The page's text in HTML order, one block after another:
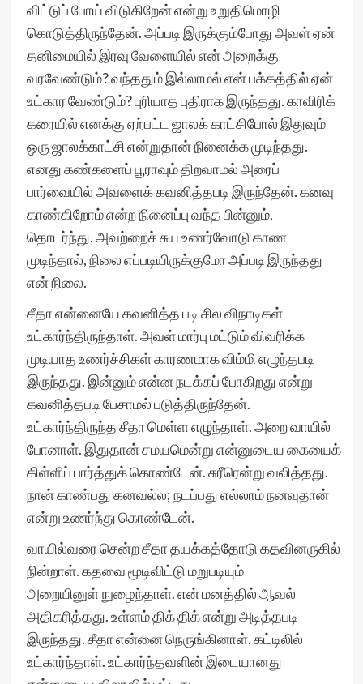
விட்டுப் போய் விடுகிறேன் என்று உறுதிமொழி
கொடுத்திருந்தேன். அப்படி இருக்கும்போது அவள் ஏன்
தனிமையில் இரவு வேளையில் என் அறைக்கு
வரவேண்டும்? வந்ததும் இல்லாமல் என் பக்கத்தில் ஏன்
உட்கார வேண்டும்? புரியாத புதிராக இருந்தது. காவிரிக்
கரையில் எனக்கு ஏற்பட்ட ஜாலக் காட்சிபோல் இதுவும்
ஒரு ஜாலக்காட்சி என்றுதான் நினைக்க முடிந்தது.
எனது கண்களைப் பூராவும் திறவாமல் அரைப்
பார்வையில் அவளைக் கவனித்தபடி இருந்தேன். கனவு
காண்கிறோம் என்ற நினைப்பு வந்த பின்னும்,
தொடர்ந்து. அவற்றைச் சுய உணர்வோடு காண
முடிந்தால், நிலை எப்படியிருக்குமோ அப்படி இருந்தது
என் நிலை.
சீதா என்னையே கவனித்த படி சில விநாடிகள்
உட்கார்ந்திருந்தாள். அவள் மார்பு மட்டும் விவரிக்க
முடியாத உணர்ச்சிகள் காரணமாக விம்மி எழுந்தபடி
இருந்தது. இன்னும் என்ன நடக்கப் போகிறது என்று
கவனித்தபடி பேசாமல் படுத்திருந்தேன்.
உட்கார்ந்திருந்த சீதா மெள்ள எழுந்தாள். அறை வாயில்
போனாள். இதுதான் சமயமென்று என்னுடைய கையைக்
கிள்ளிப் பார்த்துக் கொண்டேன். சுரீரென்று வலித்தது.
நான் காண்பது கனவல்ல; நடப்பது எல்லாம் நனவுதான்
என்று உணர்ந்து கொண்டேன்.
வாயில்வரை சென்ற சீதா தயக்கத்தோடு கதவினருகில்
நின்றாள். கதவை மூடிவிட்டு மறுபடியும்
அறையினுள் நுழைந்தாள். என் மனத்தில் ஆவல்
அதிகரித்தது. உள்ளம் திக் திக் என்று அடித்தபடி
இருந்தது. சீதா என்னை நெருங்கினாள். கட்டிலில்
உட்கார்ந்தாள். உட்கார்ந்தவளின் இடையானது